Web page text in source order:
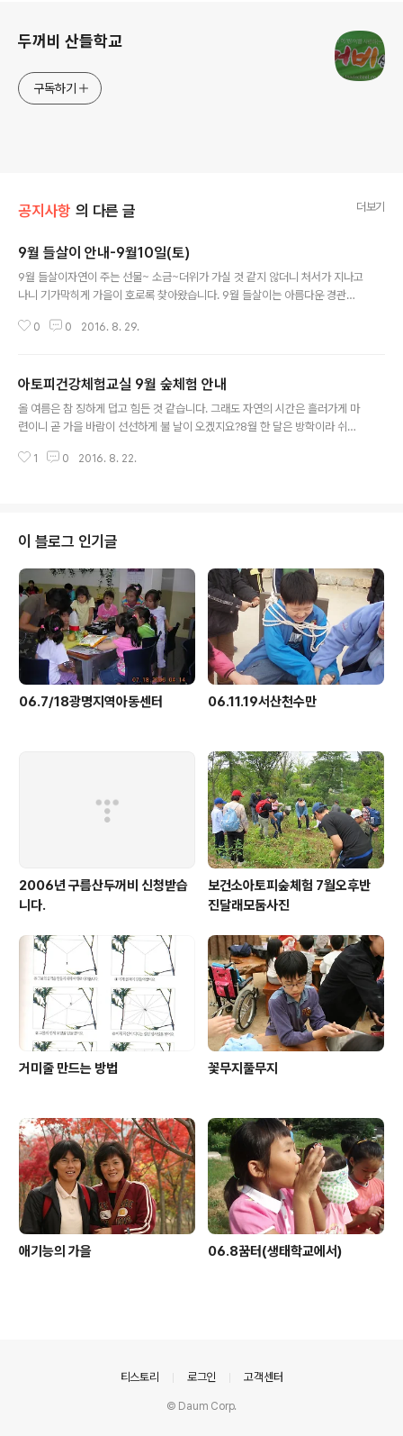
두꺼비 산들학교
구독하기
공지사항 의 다른 글 더보기
9월 들살이 안내-9월10일(토)
9월 들살이자연이 주는 선물~ 소금~더위가 가실 것 같지 않더니 처서가 지나고
나니 기가막히게 가을이 호로록 찾아왔습니다. 9월 들살이는 아름다운 경관과
공원으로 갑니다. 시흥갯골에 있는 소래염전은 1934년에 조성되어 우리나라
하고 소금에 대해 알고 느끼고, 재미난 모둠별 미션도 있답니다~~가는 날2016
년 9월10일(토요일)가는 곳시흥 갯골생태공원출발 및 도착시간아침9시00분/
오후5시00분출발 및 도착장소하안동 시민체육관 후문 /해병대 초소 앞준비물
0 0 2016. 8. 29.
아토피건강체험교실 9월 숲체험 안내
올 여름은 참 징하게 덥고 힘든 것 같습니다. 그래도 자연의 시간은 흘러가게 마
련이니 곧 가을 바람이 선선하게 불 날이 오겠지요?8월 한 달은 방학이라 쉬고
에서의 체험을 통해 조금 더 가족과 가까와 지고 숲의 친구들과 친근해지는 시
안은 자녀와 둘만의 오붓한 시간으로 집중하기 위하여 동생이나 언니, 오빠의
참석은 불가합니다. 양해를 부탁드립니다. 일시 : 2016년 9월3일(토) 오전반 9
시30분~1..
1 0 2016. 8. 22.
이 블로그 인기글
06.7/18광명지역아동센터 06.11.19서산천수만
2006년 구름산두꺼비 신청받습
니다.
보건소아토피숲체험 7월오후반
진달래모둠사진
거미줄 만드는 방법 꽃무지풀무지
애기능의 가을 06.8꿈터(생태학교에서)
티스토리 로그인 고객센터
© Daum Corp.